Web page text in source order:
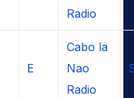
Radio
E
Cabo la
Nao
Radio